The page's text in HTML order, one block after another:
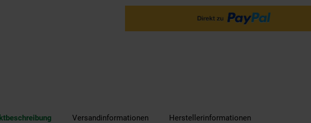
Versandinformationen Herstellerinformationen